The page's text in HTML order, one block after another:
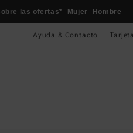
las ofertas* Mujer Hombre
Ayuda & Contacto